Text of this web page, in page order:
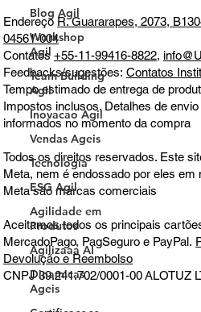
Blog Agil
Workshop
Agil
Team Building
Agil
Inovacao Agil
Vendas Ageis
Tecnologia
ESG Agil
Agilidade em
Produtos
Agilizaaa AI
Dinamicas
Ageis
UNIVERSO ÁGIL - SEU HUB DE
EndereçoR. Guararapes, 2073,
04561-004
Contatos+55-11-99416-8822
Feedbacks/sugestões:
Contatos
Tempo estimado de entrega de
Impostos inclusos. Detalhes de
informados no momento da compra
Todos os direitos reservados. Este
Meta, nem é endossado por eles em
Meta são marcas comerciais
Aceitamos todos os principais